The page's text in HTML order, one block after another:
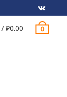
VK
/ ₽0.00 0